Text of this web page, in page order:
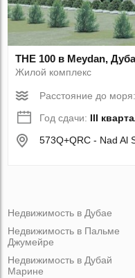
THE 100 в Meydan,
Жилой комплекс
Расстояние до
Год сдачи: III
573Q+QRC - Nad Al
Недвижимость в Дубае
Недвижимость в Пальме
Джумейре
Недвижимость в Дубай
Марине